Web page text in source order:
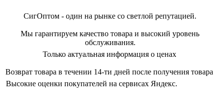
СигОптом - один на рынке со светлой репутацией.
Мы гарантируем качество товара и высокий уровень
обслуживания.
Только актуальная информация о ценах
Возврат товара в течении 14-ти дней после получения товара
Высокие оценки покупателей на сервисах Яндекс.